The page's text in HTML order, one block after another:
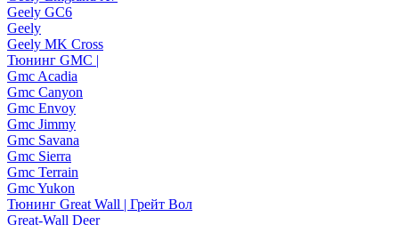
Geely GC6
Geely
Geely MK Cross
Тюнинг GMC |
Gmc Acadia
Gmc Canyon
Gmc Envoy
Gmc Jimmy
Gmc Savana
Gmc Sierra
Gmc Terrain
Gmc Yukon
Тюнинг Great Wall | Грейт Вол
Great-Wall Deer